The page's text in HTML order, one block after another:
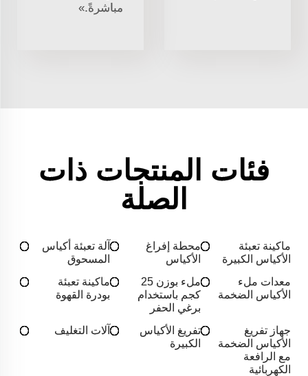
مباشرةً.»
فئات المنتجات ذات
الصلة
ماكينة تعبئة
الأكياس الكبيرة
محطة إفراغ
الأكياس
آلة تعبئة أكياس
المسحوق
معدات ملء
الأكياس الضخمة
ملء بوزن 25
كجم باستخدام
برغي الحفر
ماكينة تعبئة
بودرة القهوة
جهاز تفريغ
الأكياس الضخمة
مع الرافعة
الكهربائية
تفريغ الأكياس
الكبيرة
آلات التغليف